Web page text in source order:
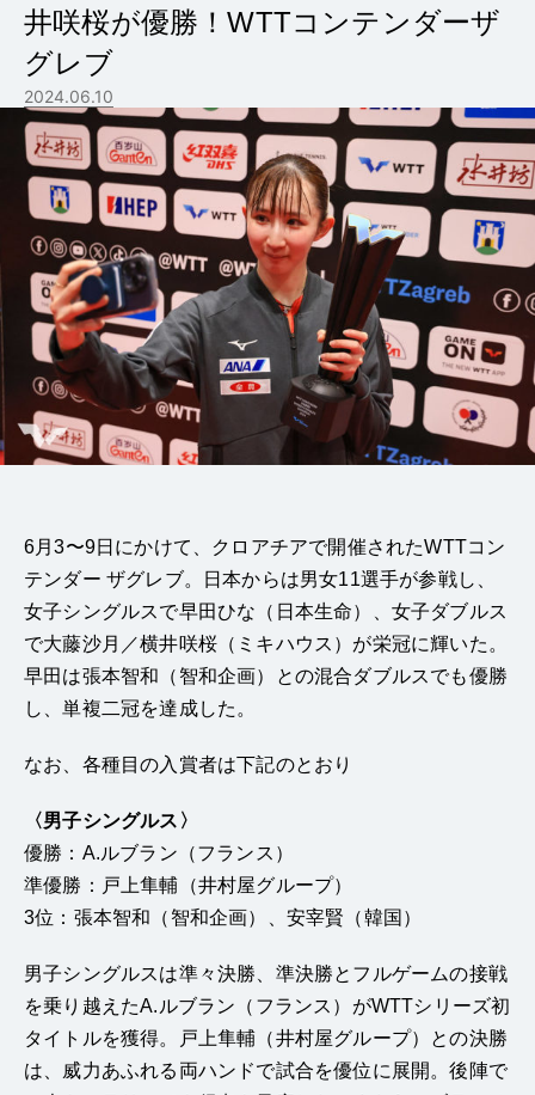
井咲桜が優勝！WTTコンテンダーザ
グレブ
2024.06.10
6月3〜9日にかけて、クロアチアで開催されたWTTコン
テンダー ザグレブ。日本からは男女11選手が参戦し、
女子シングルスで早田ひな（日本生命）、女子ダブルス
で大藤沙月／横井咲桜（ミキハウス）が栄冠に輝いた。
早田は張本智和（智和企画）との混合ダブルスでも優勝
し、単複二冠を達成した。
なお、各種目の入賞者は下記のとおり
〈男子シングルス〉
優勝：A.ルブラン（フランス）
準優勝：戸上隼輔（井村屋グループ）
3位：張本智和（智和企画）、安宰賢（韓国）
男子シングルスは準々決勝、準決勝とフルゲームの接戦
を乗り越えたA.ルブラン（フランス）がWTTシリーズ初
タイトルを獲得。戸上隼輔（井村屋グループ）との決勝
は、威力あふれる両ハンドで試合を優位に展開。後陣で